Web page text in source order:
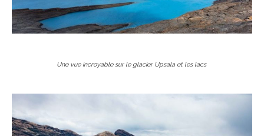
Une vue incroyable sur le glacier Upsala et les lacs